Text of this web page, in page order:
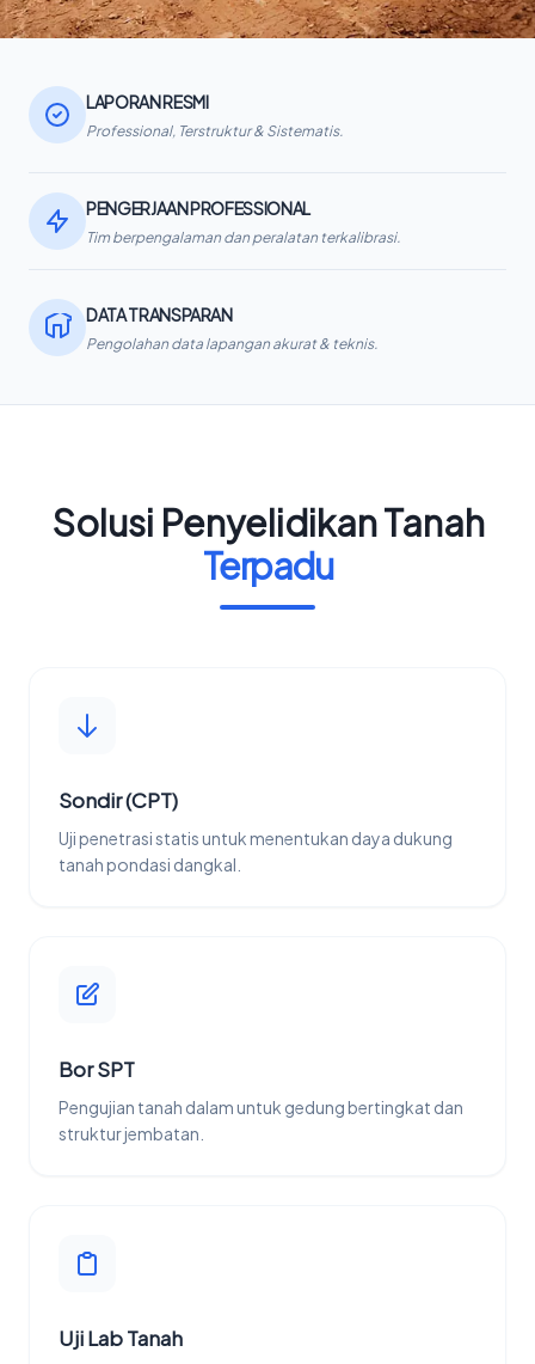
LAPORAN RESMI
Professional, Terstruktur & Sistematis.
PENGERJAAN PROFESSIONAL
Tim berpengalaman dan peralatan terkalibrasi.
DATA TRANSPARAN
Pengolahan data lapangan akurat & teknis.
Solusi Penyelidikan Tanah
Terpadu
Sondir (CPT)
Uji penetrasi statis untuk menentukan daya dukung
tanah pondasi dangkal.
Bor SPT
Pengujian tanah dalam untuk gedung bertingkat dan
struktur jembatan.
Uji Lab Tanah